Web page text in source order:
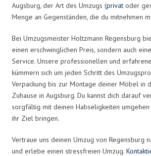
Augsburg, der Art des Umzugs (privat oder
Menge an Gegenständen, die du mitnehmen
Bei Umzugsmeister Holtzmann Regensburg
einen erschwinglichen Preis, sondern auch
Service. Unsere professionellen und
kümmern sich um jeden Schritt des
Verpackung bis zur Montage deiner Möbel in
Zuhause in Augsburg. Du kannst dich darauf
sorgfältig mit deinen Habseligkeiten umgehen
ihr Ziel bringen.
Vertraue uns deinen Umzug von Regensburg
und erlebe einen stressfreien Umzug.